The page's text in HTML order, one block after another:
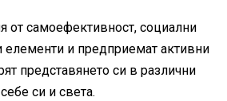
от самоефективност, социални
елементи и предприемат активни
представянето си в различни
си и света.